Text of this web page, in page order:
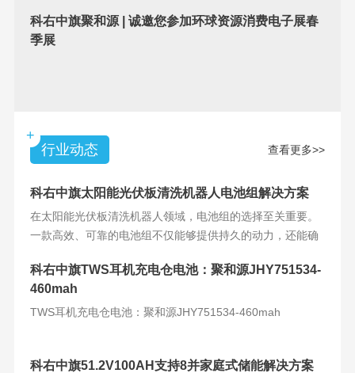
科右中旗聚和源 | 诚邀您参加环球资源消费电子展春
季展
+
行业动态
查看更多>>
科右中旗太阳能光伏板清洗机器人电池组解决方案
在太阳能光伏板清洗机器人领域，电池组的选择至关重要。
一款高效、可靠的电池组不仅能够提供持久的动力，还能确
科右中旗TWS耳机充电仓电池：聚和源JHY751534-
460mah
TWS耳机充电仓电池：聚和源JHY751534-460mah
科右中旗51.2V100AH支持8并家庭式储能解决方案